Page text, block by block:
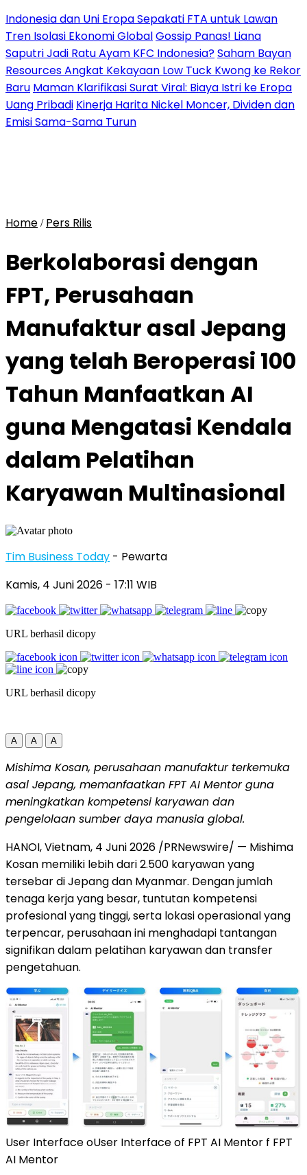
Indonesia dan Uni Eropa Sepakati FTA untuk Lawan
Tren Isolasi Ekonomi GlobalGossip Panas! Liana
Saputri Jadi Ratu Ayam KFC Indonesia?Saham Bayan
Resources Angkat Kekayaan Low Tuck Kwong ke Rekor
Baru Maman Klarifikasi Surat Viral: Biaya Istri ke Eropa
Uang Pribadi Kinerja Harita Nickel Moncer, Dividen dan
Emisi Sama-Sama Turun
Home / Pers Rilis
Berkolaborasi dengan
FPT, Perusahaan
Manufaktur asal Jepang
yang telah Beroperasi 100
Tahun Manfaatkan AI
guna Mengatasi Kendala
dalam Pelatihan
Karyawan Multinasional
Tim Business Today - Pewarta
Kamis, 4 Juni 2026 - 17:11 WIB
URL berhasil dicopy
URL berhasil dicopy
A A A
Mishima Kosan, perusahaan manufaktur terkemuka
asal Jepang, memanfaatkan FPT AI Mentor guna
meningkatkan kompetensi karyawan dan
pengelolaan sumber daya manusia global.
HANOI, Vietnam, 4 Juni 2026 /PRNewswire/ — Mishima
Kosan memiliki lebih dari 2.500 karyawan yang
tersebar di Jepang dan Myanmar. Dengan jumlah
tenaga kerja yang besar, tuntutan kompetensi
profesional yang tinggi, serta lokasi operasional yang
terpencar, perusahaan ini menghadapi tantangan
signifikan dalam pelatihan karyawan dan transfer
pengetahuan.
User Interface oUser Interface of FPT AI Mentor f FPT
AI Mentor